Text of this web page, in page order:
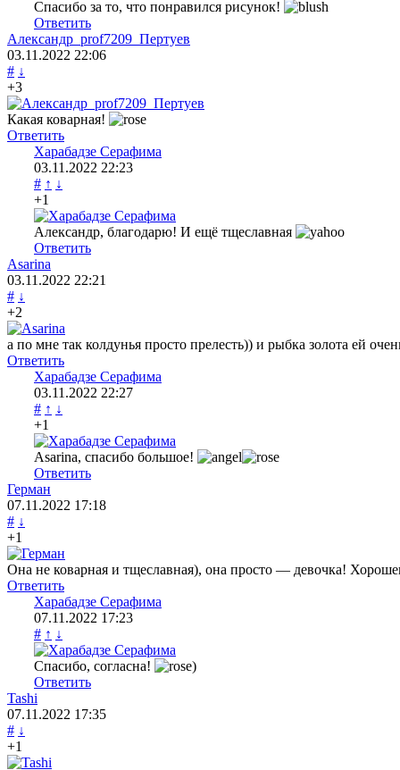
Спасибо за то, что понравился рисунок!
Ответить
Александр_prof7209_Пертуев
03.11.2022 22:06
# ↓
+3
Какая коварная!
Ответить
Харабадзе Серафима
03.11.2022 22:23
# ↑ ↓
+1
Александр, благодарю! И ещё тщеславная
Ответить
Asarina
03.11.2022 22:21
# ↓
+2
а по мне так колдунья просто прелесть)) и рыбка золота ей
Ответить
Харабадзе Серафима
03.11.2022 22:27
# ↑ ↓
+1
Asarina, спасибо большое!
Ответить
Герман
07.11.2022 17:18
# ↓
+1
Она не коварная и тщеславная), она просто — девочка!
Ответить
Харабадзе Серафима
07.11.2022 17:23
# ↑ ↓
Спасибо, согласна!
)
Ответить
Tashi
07.11.2022 17:35
# ↓
+1